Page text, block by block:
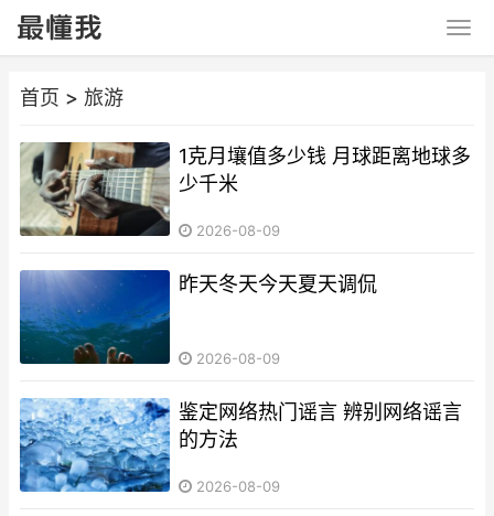
首页 > 旅游
1克月壤值多少钱 月球距离地球多
少千米
2026-08-09
昨天冬天今天夏天调侃
2026-08-09
鉴定网络热门谣言 辨别网络谣言
的方法
2026-08-09